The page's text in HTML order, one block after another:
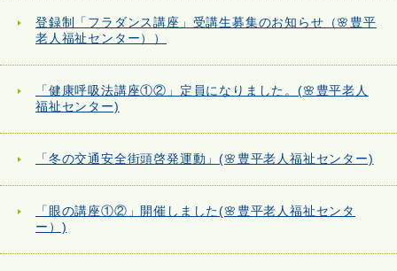
登録制「フラダンス講座」受講生募集のお知らせ（🌸豊平
老人福祉センター））
「健康呼吸法講座①②」定員になりました。(🌸豊平老人
福祉センター)
「冬の交通安全街頭啓発運動」(🌸豊平老人福祉センター)
「眼の講座①②」開催しました(🌸豊平老人福祉センタ
ー）)